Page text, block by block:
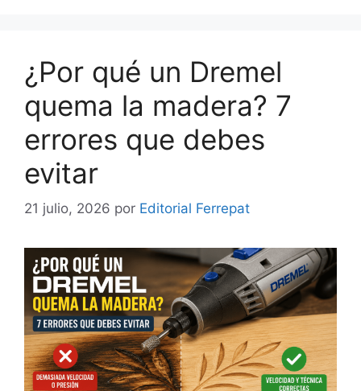
¿Por qué un Dremel
quema la madera? 7
errores que debes
evitar
21 julio, 2026 por Editorial Ferrepat